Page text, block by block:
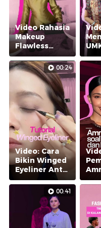
Video Rahasia
Makeup
Flawless
Sashfir:
Kenali
Kondisi
Kulitmu!
00:24
Video: Cara
Bikin Winged
Eyeliner Anti
Gagal!
00:41